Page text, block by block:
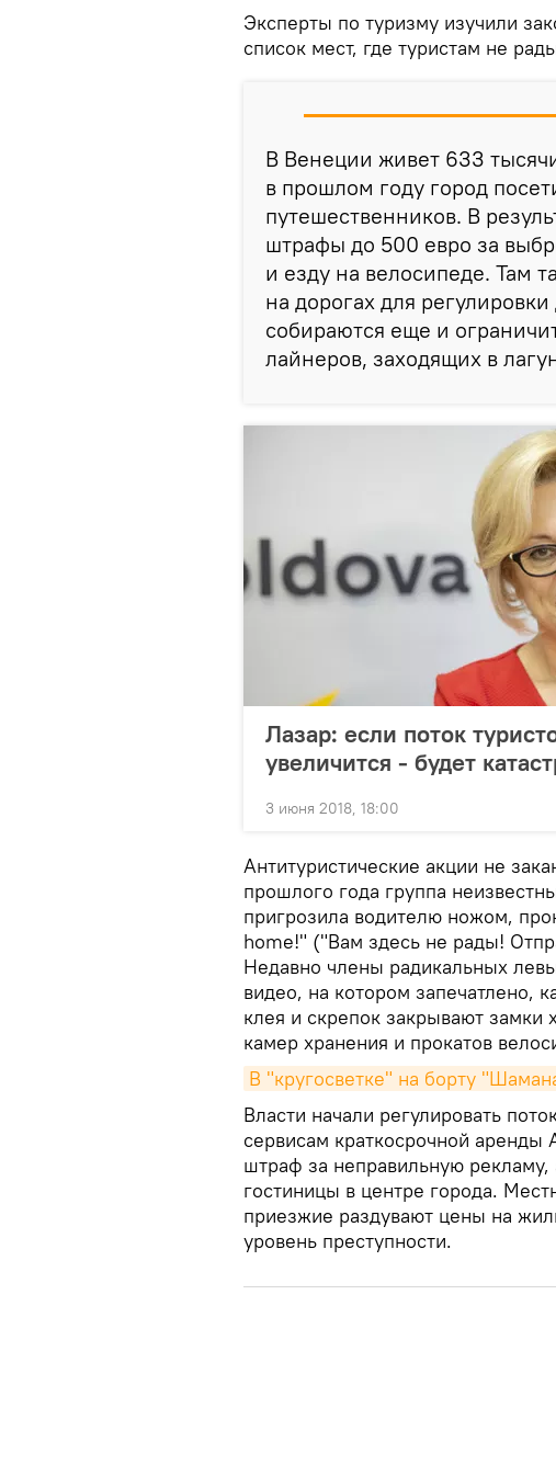
Эксперты по туризму изучили
список мест, где туристам не
В Венеции живет 633
в прошлом году город
путешественников. В
штрафы до 500 евро за
и езду на велосипеде. Там
на дорогах для
собираются еще и
лайнеров, заходящих в
Лазар: если поток
увеличится - будет
3 июня 2018, 18:00
Антитуристические акции не
прошлого года группа
пригрозила водителю ножом,
home!" ("Вам здесь не рады!
Недавно члены радикальных
видео, на котором запечатлено,
клея и скрепок закрывают замки
камер хранения и прокатов
В "кругосветке" на борту
Власти начали регулировать
сервисам краткосрочной
штраф за неправильную рекламу,
гостиницы в центре города.
приезжие раздувают цены на
уровень преступности.